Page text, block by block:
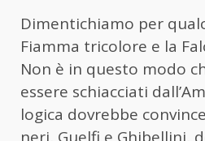
Dimentichiamo per
Fiamma tricolore e la
Non è in questo modo
essere schiacciati
logica dovrebbe